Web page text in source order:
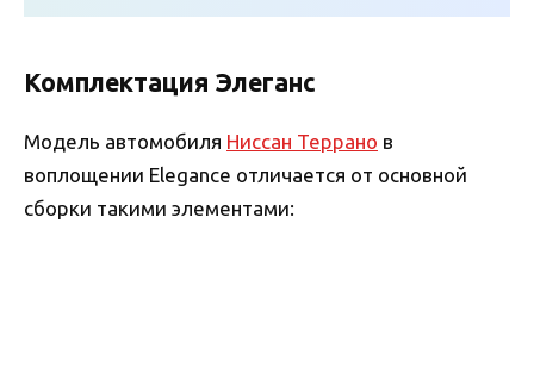
Комплектация Элеганс
Модель автомобиля Ниссан Террано в
воплощении Elegance отличается от основной
сборки такими элементами: